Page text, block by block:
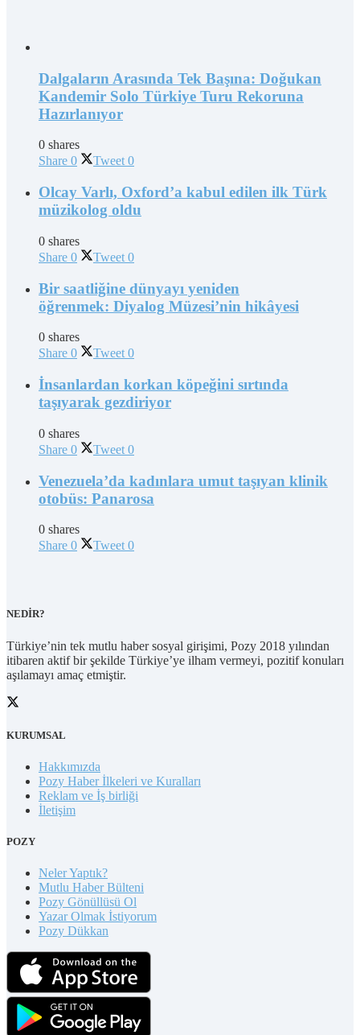
Dalgaların Arasında Tek Başına: Doğukan
Kandemir Solo Türkiye Turu Rekoruna
Hazırlanıyor
0 shares
Share 0 Tweet 0
Olcay Varlı, Oxford’a kabul edilen ilk Türk
müzikolog oldu
0 shares
Share 0 Tweet 0
Bir saatliğine dünyayı yeniden
öğrenmek: Diyalog Müzesi’nin hikâyesi
0 shares
Share 0 Tweet 0
İnsanlardan korkan köpeğini sırtında
taşıyarak gezdiriyor
0 shares
Share 0 Tweet 0
Venezuela’da kadınlara umut taşıyan klinik
otobüs: Panarosa
0 shares
Share 0 Tweet 0
NEDİR?
Türkiye’nin tek mutlu haber sosyal girişimi, Pozy 2018 yılından
itibaren aktif bir şekilde Türkiye’ye ilham vermeyi, pozitif konuları
aşılamayı amaç etmiştir.
KURUMSAL
Hakkımızda
Pozy Haber İlkeleri ve Kuralları
Reklam ve İş birliği
İletişim
POZY
Neler Yaptık?
Mutlu Haber Bülteni
Pozy Gönüllüsü Ol
Yazar Olmak İstiyorum
Pozy Dükkan